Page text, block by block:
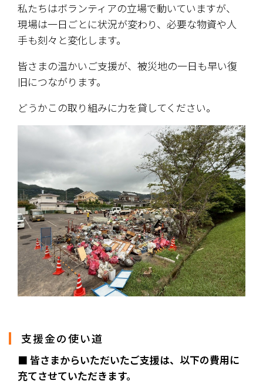
私たちはボランティアの立場で動いていますが、
現場は一日ごとに状況が変わり、必要な物資や人
手も刻々と変化します。
皆さまの温かいご支援が、被災地の一日も早い復
旧につながります。
どうかこの取り組みに力を貸してください。
支援金の使い道
■ 皆さまからいただいたご支援は、以下の費用に
充てさせていただきます。